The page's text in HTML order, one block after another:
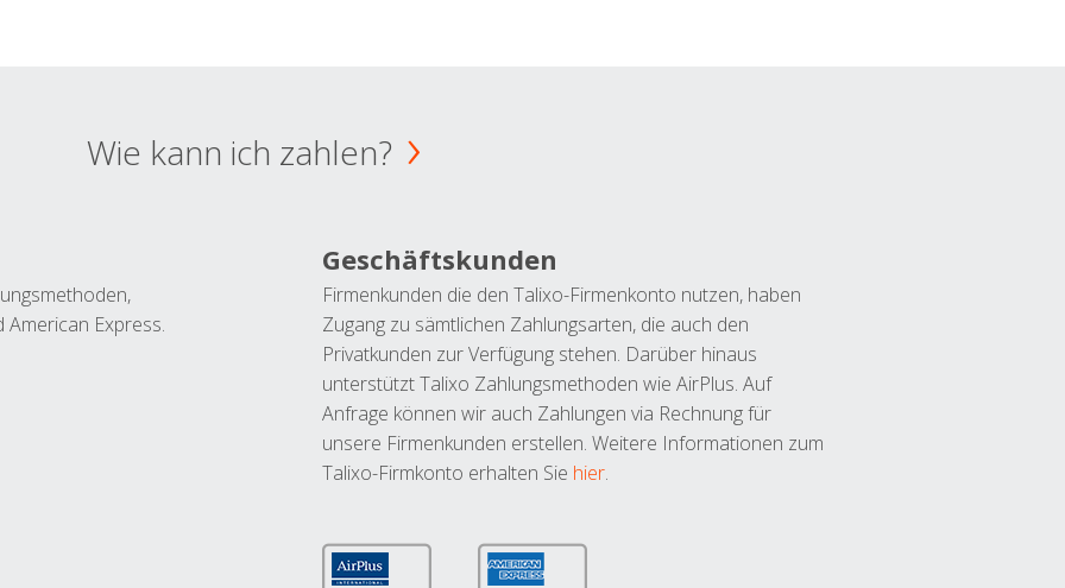
Wie kann ich zahlen?
American Express.
Geschäftskunden
Firmenkunden die den Talixo-Firmenkonto nutzen, haben
Zugang zu sämtlichen Zahlungsarten, die auch den
Privatkunden zur Verfügung stehen. Darüber hinaus
unterstützt Talixo Zahlungsmethoden wie AirPlus. Auf
Anfrage können wir auch Zahlungen via Rechnung für
unsere Firmenkunden erstellen. Weitere Informationen zum
Talixo-Firmkonto erhalten Sie hier.